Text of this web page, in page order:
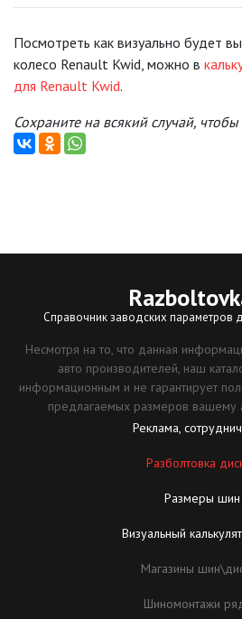
Посмотреть как визуально будет
колесо Renault Kwid, можно в
для Renault Kwid.
Сохраните на всякий случай,
Справочник заводских параметров
Несмотря на то, что данная
авто производителей, наш
информационным и не гарантирует
предлагаемых размеров вашему
Реклама,
Разболтовка
Размеры шин
Визуальный
Магазины
Шиномонтажи